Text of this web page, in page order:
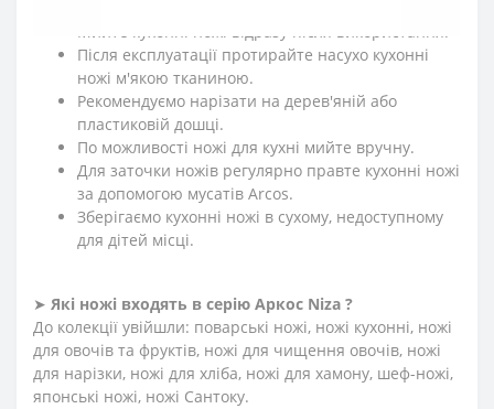
Після експлуатації протирайте насухо кухонні
ножі м'якою тканиною.
Рекомендуємо нарізати на дерев'яній або
пластиковій дошці.
По можливості ножі для кухні мийте вручну.
Для заточки ножів регулярно правте кухонні ножі
за допомогою мусатів Arcos.
Зберігаємо кухонні ножі в сухому, недоступному
для дітей місці.
➤ Які ножі входять в серію Аркос Niza ?
До колекції увійшли: поварські ножі, ножі кухонні, ножі
для овочів та фруктів, ножі для чищення овочів, ножі
для нарізки, ножі для хліба, ножі для хамону, шеф-ножі,
японські ножі, ножі Сантоку.